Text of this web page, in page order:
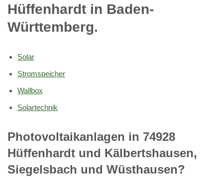
Hüffenhardt in Baden-
Württemberg.
Solar
Stromspeicher
Wallbox
Solartechnik
Photovoltaikanlagen in 74928
Hüffenhardt und Kälbertshausen,
Siegelsbach und Wüsthausen?